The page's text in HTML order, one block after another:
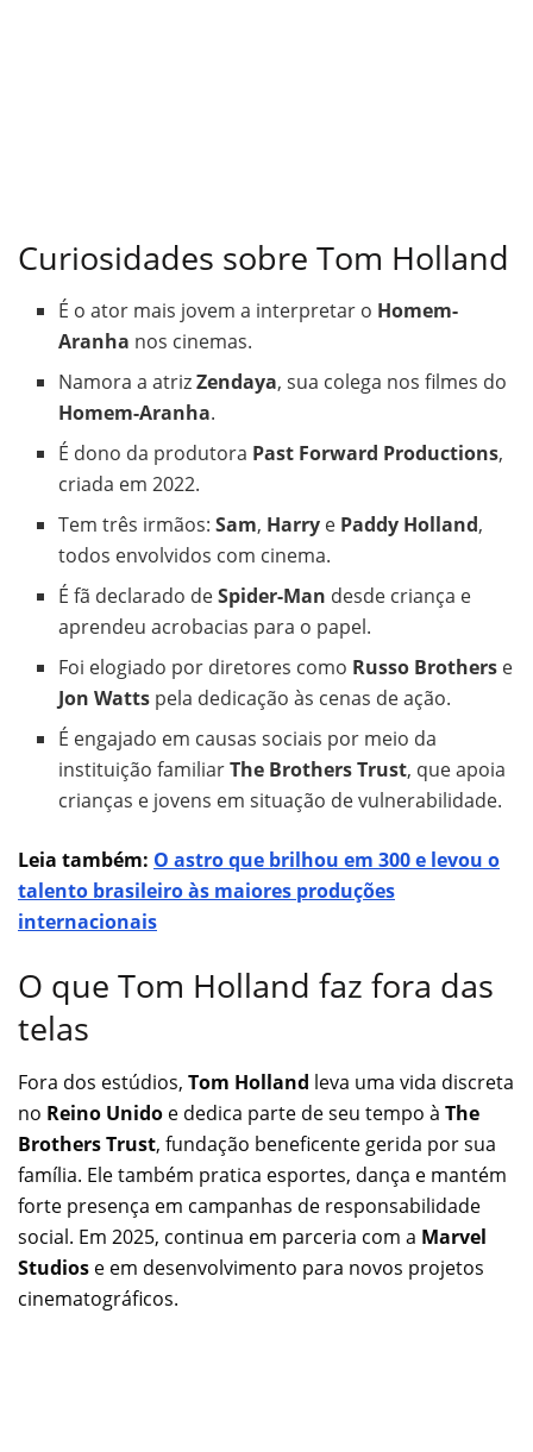
Curiosidades sobre Tom Holland
É o ator mais jovem a interpretar o Homem-
Aranha nos cinemas.
Namora a atrizZendaya, sua colega nos filmes do
Homem-Aranha.
É dono da produtora Past Forward Productions,
criada em 2022.
Tem três irmãos:Sam, Harry e Paddy Holland,
todos envolvidos com cinema.
É fã declarado deSpider-Man desde criança e
aprendeu acrobacias para o papel.
Foi elogiado por diretores como Russo Brothers e
Jon Watts pela dedicação às cenas de ação.
É engajado em causas sociais por meio da
instituição familiarThe Brothers Trust, que apoia
crianças e jovens em situação de vulnerabilidade.
Leia também: O astro que brilhou em 300 e levou o
talento brasileiro às maiores produções
internacionais
O que Tom Holland faz fora das
telas
Fora dos estúdios, Tom Holland leva uma vida discreta
no Reino Unido e dedica parte de seu tempo à The
Brothers Trust, fundação beneficente gerida por sua
família. Ele também pratica esportes, dança e mantém
forte presença em campanhas de responsabilidade
social. Em 2025, continua em parceria com a Marvel
Studios e em desenvolvimento para novos projetos
cinematográficos.